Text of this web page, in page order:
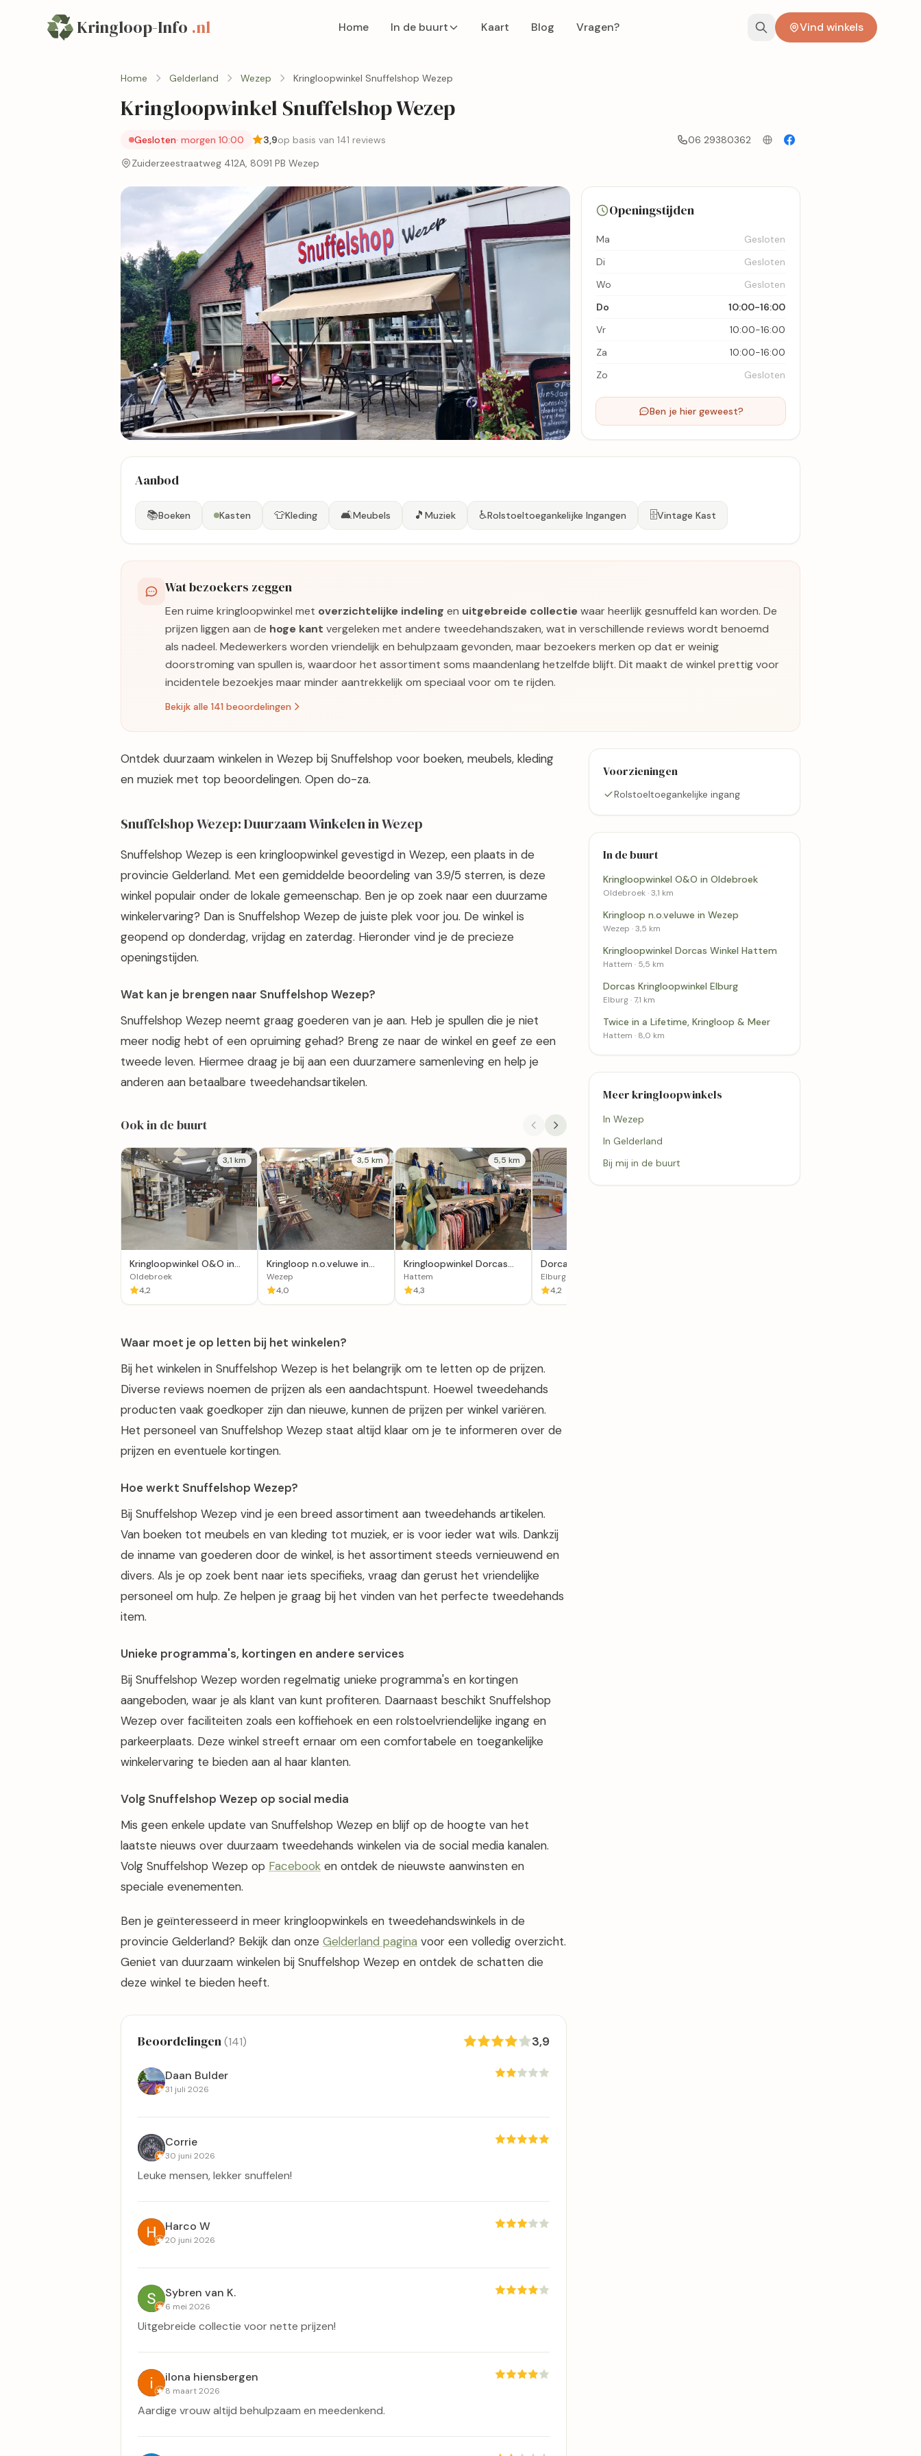
Kringloop-Info .nl Home In de buurt Kaart Blog Vragen? Vind winkels
Home Gelderland Wezep Kringloopwinkel Snuffelshop Wezep
Kringloopwinkel Snuffelshop Wezep
Gesloten· morgen 10:00 3,9op basis van 141 reviews
06 29380362
Zuiderzeestraatweg 412A, 8091 PB Wezep
Bekijk kaart
Openingstijden
Ma
Gesloten
Di
Gesloten
Wo
Gesloten
Do
10:00-16:00
Vr
10:00-16:00
Za
10:00-16:00
Zo
Gesloten
Ben je hier geweest?
Aanbod
📚Boeken Kasten 👕Kleding 🛋️Meubels 🎵 Muziek ♿Rolstoeltoegankelijke Ingangen 🗄️Vintage Kast
Wat bezoekers zeggen
Een ruime kringloopwinkel met overzichtelijke indeling en uitgebreide collectiewaar heerlijk gesnuffeld kan worden. De
prijzen liggen aan de hoge kant vergeleken met andere tweedehandszaken, wat in verschillende reviews wordt benoemd
als nadeel. Medewerkers worden vriendelijk en behulpzaam gevonden, maar bezoekers merken op dat er weinig
doorstroming van spullen is, waardoor het assortiment soms maandenlang hetzelfde blijft. Dit maakt de winkel prettig voor
incidentele bezoekjes maar minder aantrekkelijk om speciaal voor om te rijden.
Bekijk alle 141 beoordelingen
Ontdek duurzaam winkelen in Wezep bij Snuffelshop voor boeken, meubels, kleding
en muziek met top beoordelingen. Open do-za.
Snuffelshop Wezep: Duurzaam Winkelen in Wezep
Snuffelshop Wezep is een kringloopwinkel gevestigd in Wezep, een plaats in de
provincie Gelderland. Met een gemiddelde beoordeling van 3.9/5 sterren, is deze
winkel populair onder de lokale gemeenschap. Ben je op zoek naar een duurzame
winkelervaring? Dan is Snuffelshop Wezep de juiste plek voor jou. De winkel is
geopend op donderdag, vrijdag en zaterdag. Hieronder vind je de precieze
openingstijden.
Wat kan je brengen naar Snuffelshop Wezep?
Snuffelshop Wezep neemt graag goederen van je aan. Heb je spullen die je niet
meer nodig hebt of een opruiming gehad? Breng ze naar de winkel en geef ze een
tweede leven. Hiermee draag je bij aan een duurzamere samenleving en help je
anderen aan betaalbare tweedehandsartikelen.
Ook in de buurt
3,1 km
Kringloopwinkel O&O in
Oldebroek
Oldebroek
4,2
3,5 km
Kringloop n.o.veluwe in
Wezep
Wezep
4,0
5,5 km
Kringloopwinkel Dorcas
Winkel Hattem
Hattem
4,3
7,1 km
Dorcas Kringloopwinkel
Elburg
Elburg
4,2
Waar moet je op letten bij het winkelen?
Bij het winkelen in Snuffelshop Wezep is het belangrijk om te letten op de prijzen.
Diverse reviews noemen de prijzen als een aandachtspunt. Hoewel tweedehands
producten vaak goedkoper zijn dan nieuwe, kunnen de prijzen per winkel variëren.
Het personeel van Snuffelshop Wezep staat altijd klaar om je te informeren over de
prijzen en eventuele kortingen.
Hoe werkt Snuffelshop Wezep?
Bij Snuffelshop Wezep vind je een breed assortiment aan tweedehands artikelen.
Van boeken tot meubels en van kleding tot muziek, er is voor ieder wat wils. Dankzij
de inname van goederen door de winkel, is het assortiment steeds vernieuwend en
divers. Als je op zoek bent naar iets specifieks, vraag dan gerust het vriendelijke
personeel om hulp. Ze helpen je graag bij het vinden van het perfecte tweedehands
item.
Unieke programma's, kortingen en andere services
Bij Snuffelshop Wezep worden regelmatig unieke programma's en kortingen
aangeboden, waar je als klant van kunt profiteren. Daarnaast beschikt Snuffelshop
Wezep over faciliteiten zoals een koffiehoek en een rolstoelvriendelijke ingang en
parkeerplaats. Deze winkel streeft ernaar om een comfortabele en toegankelijke
winkelervaring te bieden aan al haar klanten.
Volg Snuffelshop Wezep op social media
Mis geen enkele update van Snuffelshop Wezep en blijf op de hoogte van het
laatste nieuws over duurzaam tweedehands winkelen via de social media kanalen.
Volg Snuffelshop Wezep op Facebook en ontdek de nieuwste aanwinsten en
speciale evenementen.
Ben je geïnteresseerd in meer kringloopwinkels en tweedehandswinkels in de
provincie Gelderland? Bekijk dan onze Gelderland pagina voor een volledig overzicht.
Geniet van duurzaam winkelen bij Snuffelshop Wezep en ontdek de schatten die
deze winkel te bieden heeft.
Beoordelingen(141) 3,9
Daan Bulder
31 juli 2026
Corrie
30 juni 2026
Leuke mensen, lekker snuffelen!
Harco W
20 juni 2026
Sybren van K.
6 mei 2026
Uitgebreide collectie voor nette prijzen!
ilona hiensbergen
8 maart 2026
Aardige vrouw altijd behulpzaam en meedenkend.
Voorzieningen
Rolstoeltoegankelijke ingang
In de buurt
Kringloopwinkel O&O in Oldebroek
Oldebroek · 3,1 km
Kringloop n.o.veluwe in Wezep
Wezep · 3,5 km
Kringloopwinkel Dorcas Winkel Hattem
Hattem · 5,5 km
Dorcas Kringloopwinkel Elburg
Elburg · 7,1 km
Twice in a Lifetime, Kringloop & Meer
Hattem · 8,0 km
Meer kringloopwinkels
In Wezep
In Gelderland
Bij mij in de buurt